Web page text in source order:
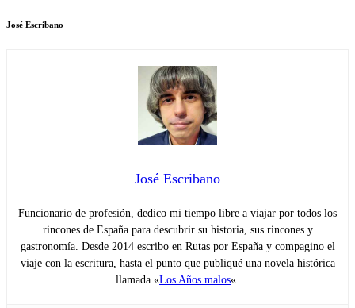
José Escribano
José Escribano
Funcionario de profesión, dedico mi tiempo libre a viajar por todos los
rincones de España para descubrir su historia, sus rincones y
gastronomía. Desde 2014 escribo en Rutas por España y compagino el
viaje con la escritura, hasta el punto que publiqué una novela histórica
llamada «Los Años malos«.